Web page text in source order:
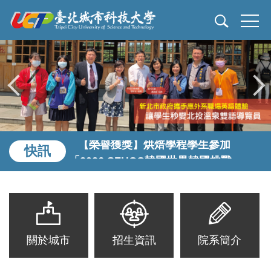
跳
到
主
要
內
容
區
快訊
健行好棒盃全國餐旅技能公開賽」，獲
得1佳作
【榮譽獲獎】烘焙學程學生參加
「2026世界廚藝聯盟國際廚師挑戰
賽」，獲得4金、3銀、4銅、總冠軍3獎
盃
【榮譽獲獎】烘焙學程學生參加
「2026 SFHCC韓國世界韓國挑戰
賽」，獲得1銀、2銅
【榮譽獲獎】烘焙學程學生參加「第
十屆國際廚藝美食藝術大獎」，獲得3
關於城市 招生資訊 院系簡介